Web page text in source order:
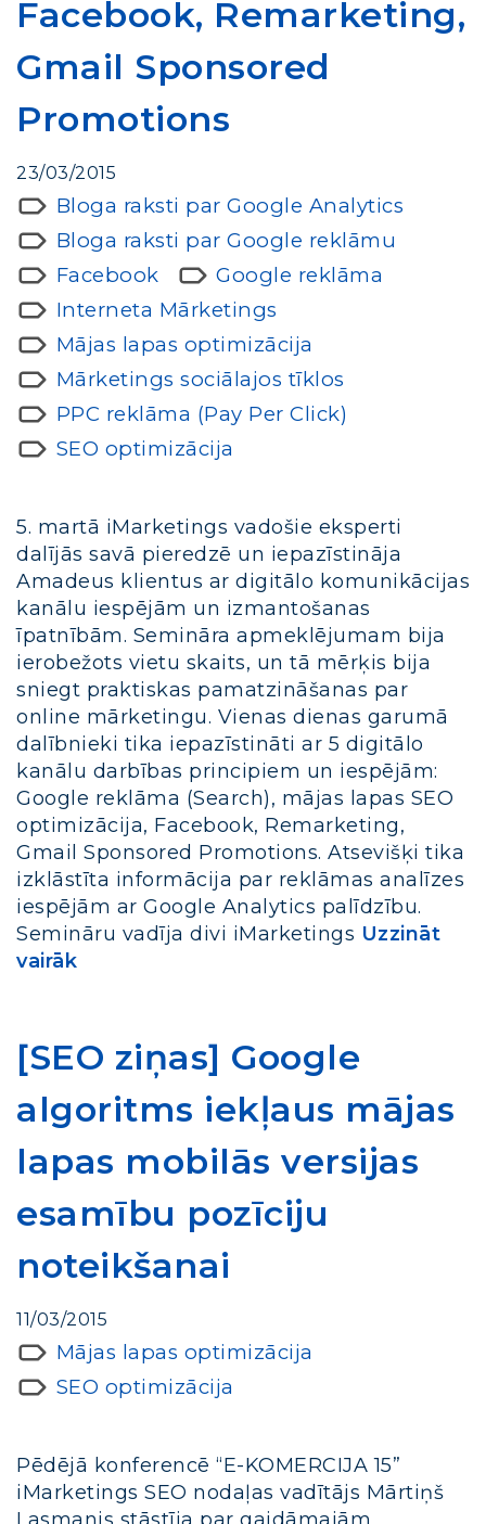
Facebook, Remarketing,
Gmail Sponsored
Promotions
23/03/2015
Bloga raksti par Google Analytics
Bloga raksti par Google reklāmu
Facebook
Google reklāma
Interneta Mārketings
Mājas lapas optimizācija
Mārketings sociālajos tīklos
PPC reklāma (Pay Per Click)
SEO optimizācija
5. martā iMarketings vadošie eksperti
dalījās savā pieredzē un iepazīstināja
Amadeus klientus ar digitālo komunikācijas
kanālu iespējām un izmantošanas
īpatnībām. Semināra apmeklējumam bija
ierobežots vietu skaits, un tā mērķis bija
sniegt praktiskas pamatzināšanas par
online mārketingu. Vienas dienas garumā
dalībnieki tika iepazīstināti ar 5 digitālo
kanālu darbības principiem un iespējām:
Google reklāma (Search), mājas lapas SEO
optimizācija, Facebook, Remarketing,
Gmail Sponsored Promotions. Atsevišķi tika
izklāstīta informācija par reklāmas analīzes
iespējām ar Google Analytics palīdzību.
Semināru vadīja divi iMarketings Uzzināt
vairāk
[SEO ziņas] Google
algoritms iekļaus mājas
lapas mobilās versijas
esamību pozīciju
noteikšanai
11/03/2015
Mājas lapas optimizācija
SEO optimizācija
Pēdējā konferencē “E-KOMERCIJA 15”
iMarketings SEO nodaļas vadītājs Mārtiņš